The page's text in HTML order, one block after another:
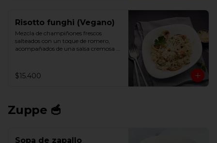
Risotto funghi (Vegano)
Mezcla de champiñones frescos
salteados con un toque de romero,
acompañados de una salsa cremosa y
$15.400
Zuppe 🥣
Sopa de zapallo